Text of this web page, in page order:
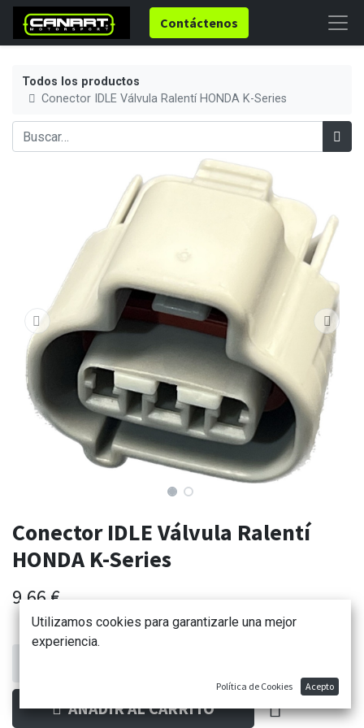
Contáctenos
Todos los productos
Conector IDLE Válvula Ralentí HONDA K-Series
Conector IDLE Válvula Ralentí
HONDA K-Series
9,66 €
AÑADIR AL CARRITO
Utilizamos cookies para garantizarle una mejor
experiencia.
Política de Cookies Acepto